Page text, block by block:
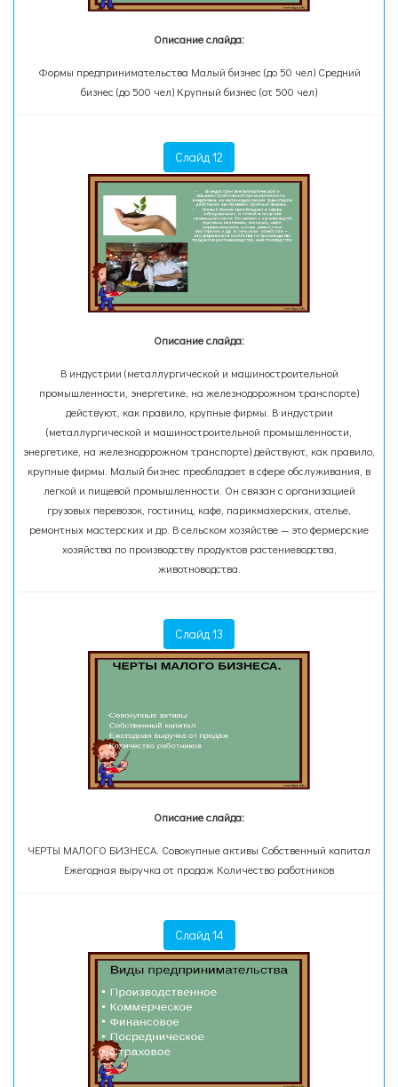
Описание слайда:
Формы предпринимательства Малый бизнес (до 50 чел) Средний
бизнес (до 500 чел) Крупный бизнес (от 500 чел)
Слайд 12
Описание слайда:
В индустрии (металлургической и машиностроительной
промышленности, энергетике, на железнодорожном транспорте)
действуют, как правило, крупные фирмы. В индустрии
(металлургической и машиностроительной промышленности,
энергетике, на железнодорожном транспорте) действуют, как правило,
крупные фирмы. Малый бизнес преобладает в сфере обслуживания, в
легкой и пищевой промышленности. Он связан с организацией
грузовых перевозок, гостиниц, кафе, парикмахерских, ателье,
ремонтных мастерских и др. В сельском хозяйстве — это фермерские
хозяйства по производству продуктов растениеводства,
животноводства.
Слайд 13
Описание слайда:
ЧЕРТЫ МАЛОГО БИЗНЕСА. Совокупные активы Собственный капитал
Ежегодная выручка от продаж Количество работников
Слайд 14